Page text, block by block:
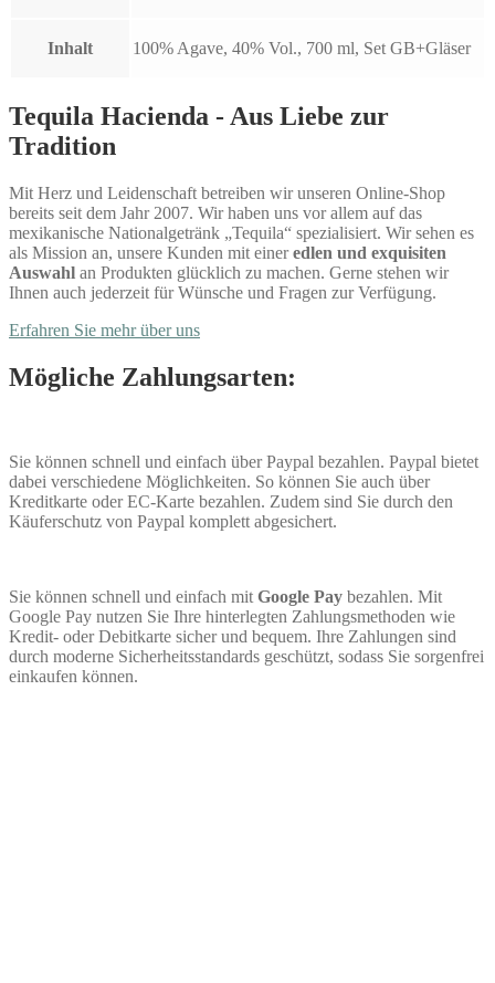
Inhalt 100% Agave, 40% Vol., 700 ml, Set GB+Gläser
Tequila Hacienda - Aus Liebe zur
Tradition
Mit Herz und Leidenschaft betreiben wir unseren Online-Shop
bereits seit dem Jahr 2007. Wir haben uns vor allem auf das
mexikanische Nationalgetränk „Tequila“ spezialisiert. Wir sehen es
als Mission an, unsere Kunden mit eineredlen und exquisiten
Auswahl an Produkten glücklich zu machen. Gerne stehen wir
Ihnen auch jederzeit für Wünsche und Fragen zur Verfügung.
Erfahren Sie mehr über uns
Mögliche Zahlungsarten:
Sie können schnell und einfach über Paypal bezahlen. Paypal bietet
dabei verschiedene Möglichkeiten. So können Sie auch über
Kreditkarte oder EC-Karte bezahlen. Zudem sind Sie durch den
Käuferschutz von Paypal komplett abgesichert.
Sie können schnell und einfach mit Google Pay bezahlen. Mit
Google Pay nutzen Sie Ihre hinterlegten Zahlungsmethoden wie
Kredit- oder Debitkarte sicher und bequem. Ihre Zahlungen sind
durch moderne Sicherheitsstandards geschützt, sodass Sie sorgenfrei
einkaufen können.